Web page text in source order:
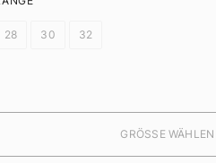
28 30 32